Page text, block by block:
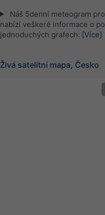
Náš 5denní meteogram
nabízí veškeré informace o
jednoduchých grafech: [Více]
Živá satelitní mapa, Česko